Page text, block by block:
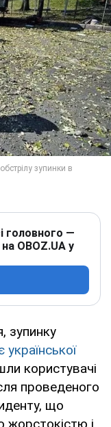
головного —
OBOZ.UA у
зупинку
користувачі
проведеного
що
і